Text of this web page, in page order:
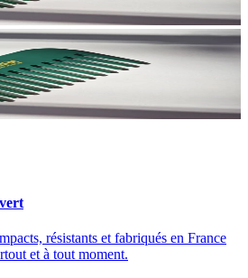
résistants et fabriqués en France
et à tout moment.